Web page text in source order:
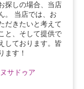
探しの場合、当店
。 当店では、お
だきたいと考えて
と、そして提供で
しております。皆
ます！
サドゥア